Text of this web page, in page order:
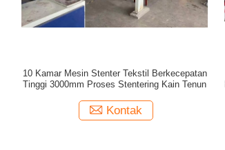
10 Kamar Mesin Stenter Tekstil Berkecepatan
Tinggi 3000mm Proses Stentering Kain Tenun
Kontak